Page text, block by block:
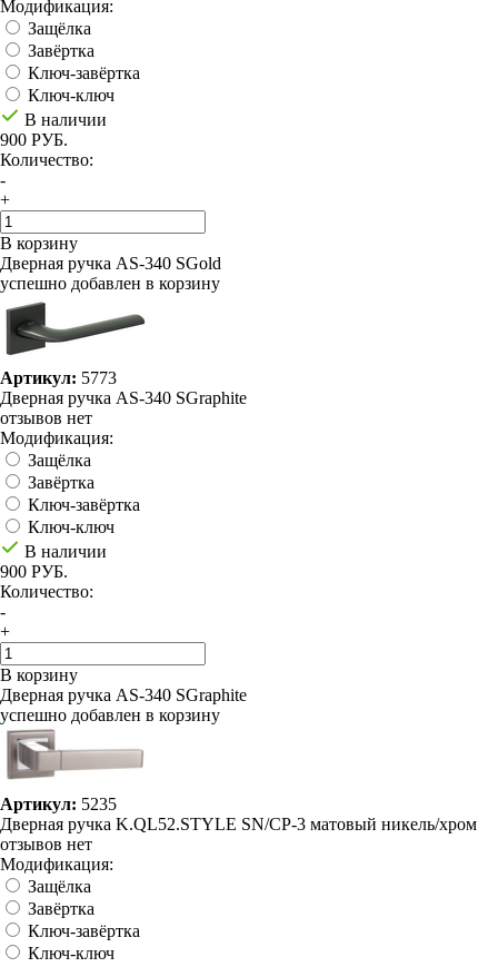
Модификация:
Защёлка
Завёртка
Ключ-завёртка
Ключ-ключ
В наличии
900 РУБ.
Количество:
-
+
В корзину
Дверная ручка AS-340 SGold
успешно добавлен в корзину
Артикул: 5773
Дверная ручка AS-340 SGraphite
отзывов нет
Модификация:
Защёлка
Завёртка
Ключ-завёртка
Ключ-ключ
В наличии
900 РУБ.
Количество:
-
+
В корзину
Дверная ручка AS-340 SGraphite
успешно добавлен в корзину
Артикул: 5235
Дверная ручка K.QL52.STYLE SN/CP-3 матовый никель/хром
отзывов нет
Модификация:
Защёлка
Завёртка
Ключ-завёртка
Ключ-ключ